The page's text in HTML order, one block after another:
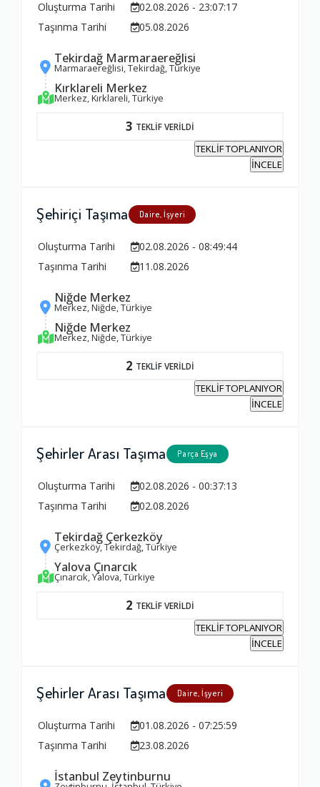
Oluşturma Tarihi
02.08.2026 - 23:07:17
Taşınma Tarihi
05.08.2026
Tekirdağ Marmaraereğlisi
Marmaraereğlisi, Tekirdağ, Türkiye
Kırklareli Merkez
Merkez, Kırklareli, Türkiye
3 TEKLİF VERİLDİ
TEKLİF TOPLANIYOR
İNCELE
Şehiriçi Taşıma Daire, İşyeri
Oluşturma Tarihi
02.08.2026 - 08:49:44
Taşınma Tarihi
11.08.2026
Niğde Merkez
Merkez, Niğde, Türkiye
Niğde Merkez
Merkez, Niğde, Türkiye
2 TEKLİF VERİLDİ
TEKLİF TOPLANIYOR
İNCELE
Şehirler Arası Taşıma Parça Eşya
Oluşturma Tarihi
02.08.2026 - 00:37:13
Taşınma Tarihi
02.08.2026
Tekirdağ Çerkezköy
Çerkezköy, Tekirdağ, Türkiye
Yalova Çınarcık
Çınarcık, Yalova, Türkiye
2 TEKLİF VERİLDİ
TEKLİF TOPLANIYOR
İNCELE
Şehirler Arası Taşıma Daire, İşyeri
Oluşturma Tarihi
01.08.2026 - 07:25:59
Taşınma Tarihi
23.08.2026
İstanbul Zeytinburnu